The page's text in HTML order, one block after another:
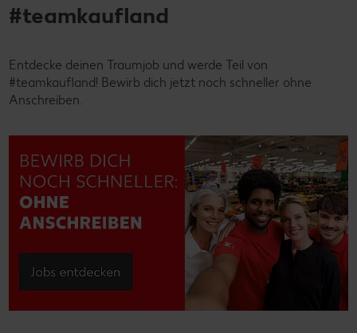
#teamkaufland
Entdecke deinen Traumjob und werde Teil von
#teamkaufland! Bewirb dich jetzt noch schneller ohne
Anschreiben.